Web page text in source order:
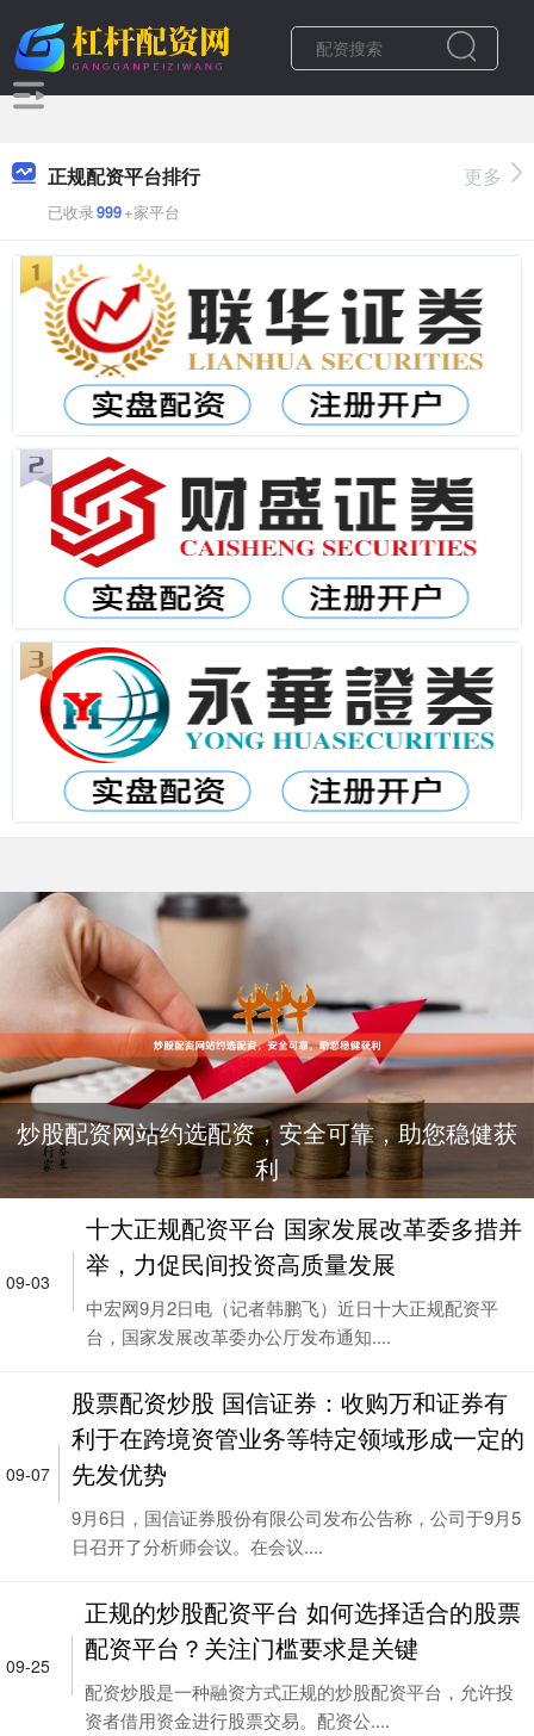
正规配资平台排行
已收录999+家平台
更多
炒股配资网站约选配资，安全可靠，助您稳健获
利
09-03
十大正规配资平台 国家发展改革委多措并
举，力促民间投资高质量发展
中宏网9月2日电（记者韩鹏飞）近日十大正规配资平
台，国家发展改革委办公厅发布通知....
09-07
股票配资炒股 国信证券：收购万和证券有
利于在跨境资管业务等特定领域形成一定的
先发优势
9月6日，国信证券股份有限公司发布公告称，公司于9月5
日召开了分析师会议。在会议....
09-25
正规的炒股配资平台 如何选择适合的股票
配资平台？关注门槛要求是关键
配资炒股是一种融资方式正规的炒股配资平台，允许投
资者借用资金进行股票交易。配资公....